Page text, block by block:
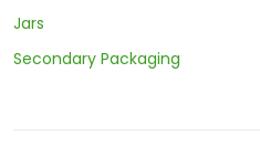
Jars
Secondary Packaging